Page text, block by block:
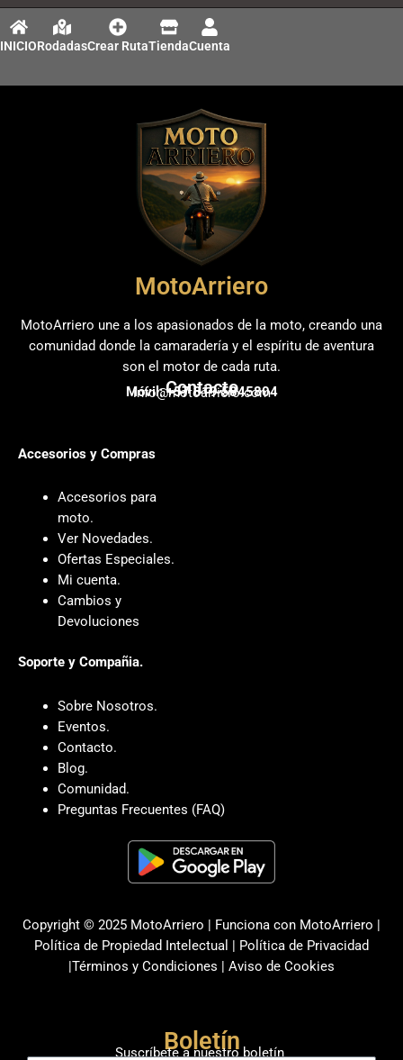
e
o
o
t
b
e
w
t
t
r
t
m
INICIORodadasCrear RutaTiendaCuenta
MotoArriero
MotoArriero une a los apasionados de la moto, creando una
comunidad donde la camaradería y el espíritu de aventura
son el motor de cada ruta.
Contacto
info@motoarriero.com
Móvil: +57 319 5845804
Accesorios y Compras
Accesorios para
moto.
Ver Novedades.
Ofertas Especiales.
Mi cuenta.
Cambios y
Devoluciones
Soporte y Compañia.
Sobre Nosotros.
Eventos.
Contacto.
Blog.
Comunidad.
Preguntas Frecuentes (FAQ)
Copyright © 2025 MotoArriero | Funciona con MotoArriero |
Política de Propiedad Intelectual | Política de Privacidad
|Términos y Condiciones | Aviso de Cookies
Boletín
Suscríbete a nuestro boletín